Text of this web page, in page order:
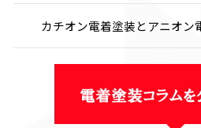
カチオン電着塗装とアニオン